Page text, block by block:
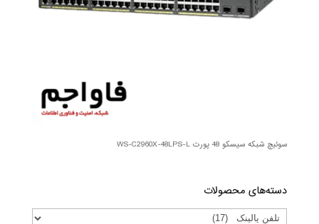
سوئیچ شبکه سیسکو 48 پورت WS-C2960X-48LPS-L
دسته‌های محصولات